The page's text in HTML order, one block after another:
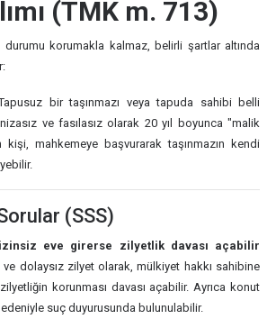
(TMK m. 713)
korumakla kalmaz, belirli şartlar altında
bir taşınmazı veya tapuda sahibi belli
ve fasılasız olarak 20 yıl boyunca "malik
kişi, mahkemeye başvurarak taşınmazın kendi
(SSS)
eve girerse zilyetlik davası açabilir
ve dolaysız zilyet olarak, mülkiyet hakkı sahibine
korunması davası açabilir. Ayrıca konut
suç duyurusunda bulunulabilir.